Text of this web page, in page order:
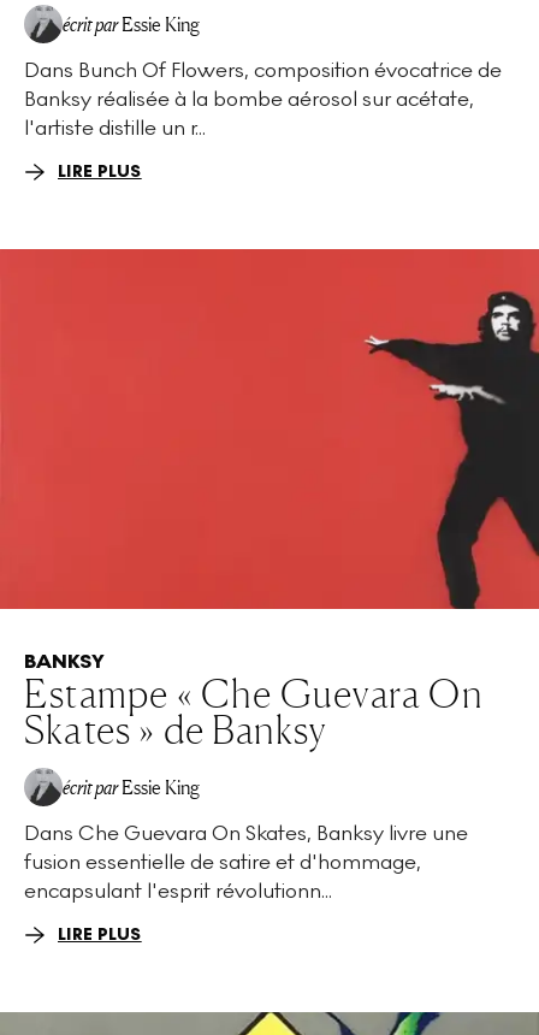
écrit par Essie King
Dans Bunch Of Flowers, composition évocatrice de
Banksy réalisée à la bombe aérosol sur acétate,
l'artiste distille un r...
LIRE PLUS
BANKSY
Estampe « Che Guevara On
Skates » de Banksy
écrit par Essie King
Dans Che Guevara On Skates, Banksy livre une
fusion essentielle de satire et d'hommage,
encapsulant l'esprit révolutionn...
LIRE PLUS